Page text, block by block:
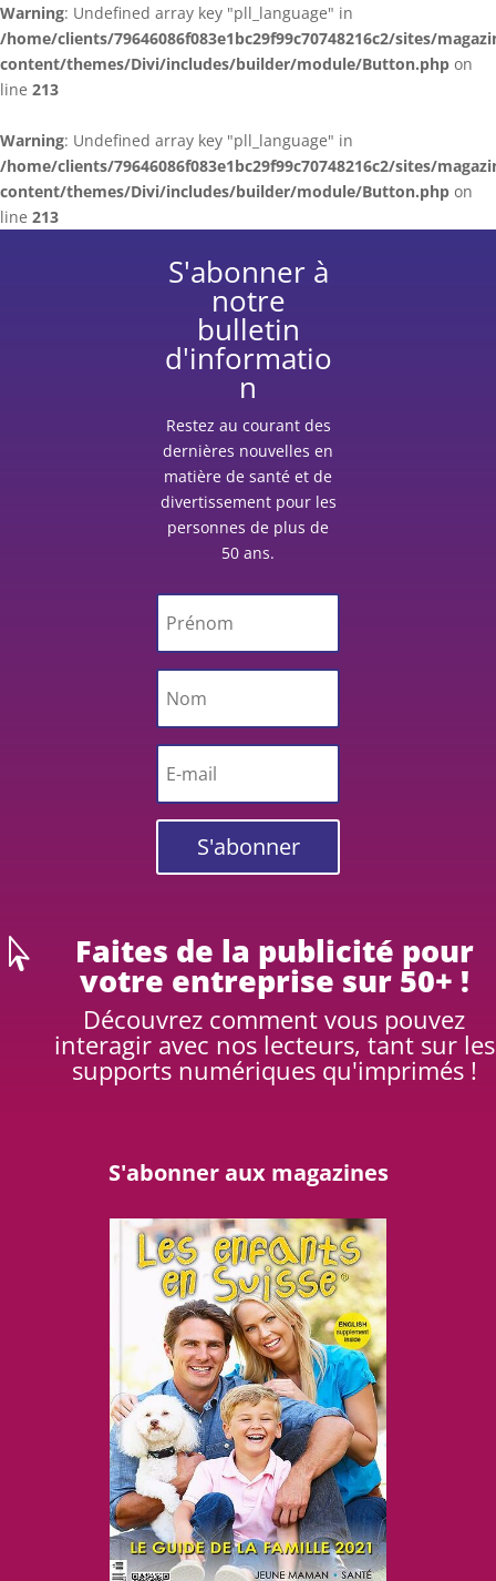
Warning: Undefined array key "pll_language" in
/home/clients/79646086f083e1bc29f99c70748216c2/sites/
content/themes/Divi/includes/builder/module/Button.php on
line 213
Warning: Undefined array key "pll_language" in
/home/clients/79646086f083e1bc29f99c70748216c2/sites/
content/themes/Divi/includes/builder/module/Button.php on
line 213
S'abonner à
notre
bulletin
d'informatio
n
Restez au courant des
dernières nouvelles en
matière de santé et de
divertissement pour les
personnes de plus de
50 ans.
S'abonner
 Faites de la publicité pour
votre entreprise sur 50+ !
Découvrez comment vous pouvez
interagir avec nos lecteurs, tant sur les
supports numériques qu'imprimés !
S'abonner aux magazines